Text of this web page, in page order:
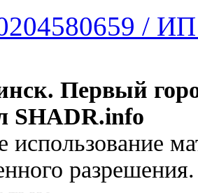
Первый
SHADR.info
использование